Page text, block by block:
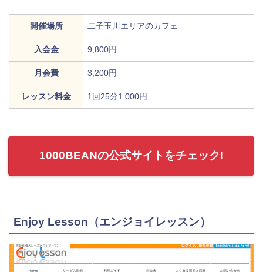
開催場所 二子玉川エリアのカフェ
入会金 9,800円
月会費 3,200円
レッスン料金 1回25分1,000円
1000BEANの公式サイトをチェック!
Enjoy Lesson（エンジョイレッスン）